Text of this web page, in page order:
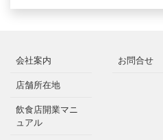
会社案内
店舗所在地
飲食店開業マニ
ュアル
お問合せ